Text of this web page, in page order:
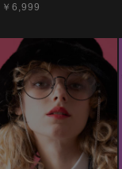
￥6,999